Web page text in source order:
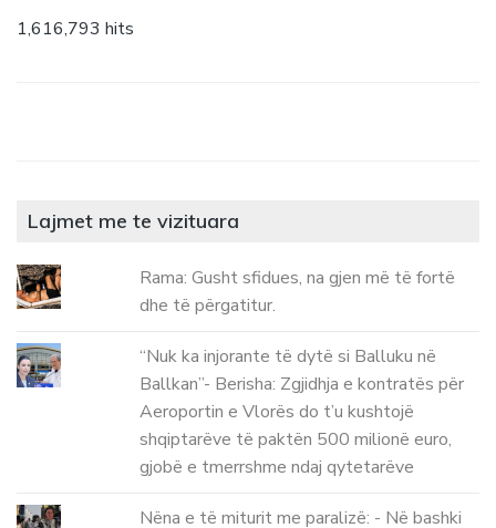
1,616,793 hits
Lajmet me te vizituara
Rama: Gusht sfidues, na gjen më të fortë
dhe të përgatitur.
“Nuk ka injorante të dytë si Balluku në
Ballkan”- Berisha: Zgjidhja e kontratës për
Aeroportin e Vlorës do t’u kushtojë
shqiptarëve të paktën 500 milionë euro,
gjobë e tmerrshme ndaj qytetarëve
Nëna e të miturit me paralizë: - Në bashki